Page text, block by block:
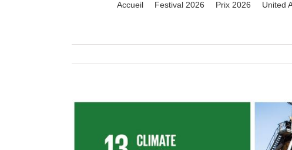
Accueil Festival 2026 Prix 2026 United